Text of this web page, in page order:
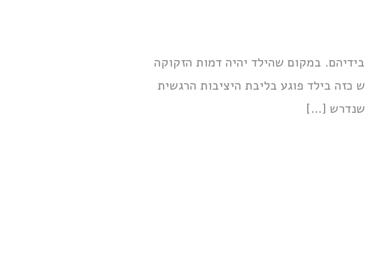
בידיהם. במקום שהילד יהיה דמות הזקוקה
בילד פוגע בליבת היציבות הרגשית
שנדרש […]